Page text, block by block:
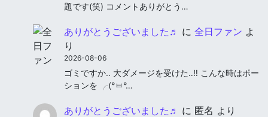
題です(笑) コメントありがとう…
ありがとうございました♬ に 全日ファン よ
り
2026-08-06
ゴミですか‥ 大ダメージを受けた‥‼︎ こんな時はポー
ションを ╭(°ㅂ°…
ありがとうございました♬ に 匿名 より